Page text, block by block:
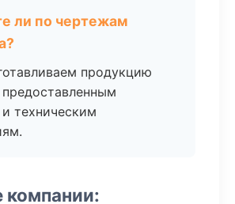
ли по чертежам
продукцию
техническим